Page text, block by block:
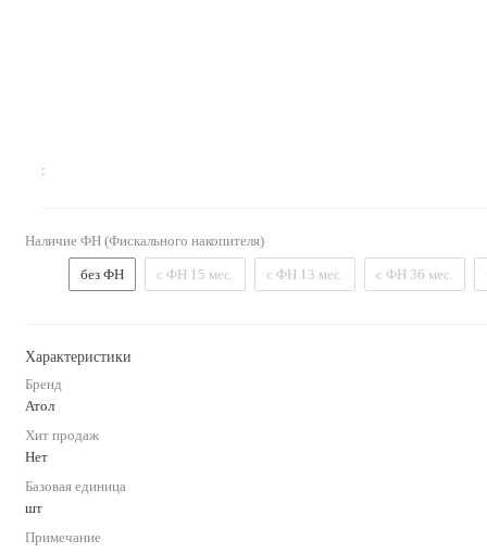
:
Наличие ФН (Фискального накопителя)
без ФН с ФН 15 мес. с ФН 13 мес. с ФН 36 мес.
Характеристики
Бренд
Атол
Хит продаж
Нет
Базовая единица
шт
Примечание